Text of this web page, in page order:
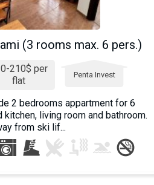
(3 rooms max. 6 pers.)
210$ per
flat
Penta Invest
2 bedrooms appartment for 6
living room and bathroom.
from ski lif...